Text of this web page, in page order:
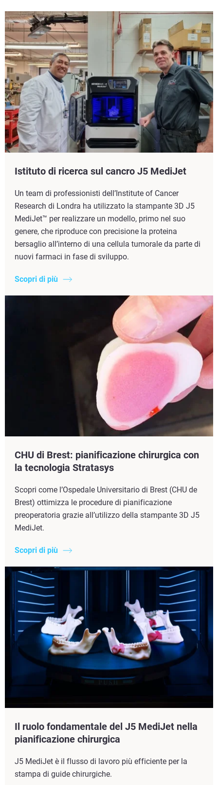
Istituto di ricerca sul cancro J5 MediJet
Un team di professionisti dell’Institute of Cancer
Research di Londra ha utilizzato la stampante 3D J5
MediJet™ per realizzare un modello, primo nel suo
genere, che riproduce con precisione la proteina
bersaglio all’interno di una cellula tumorale da parte di
nuovi farmaci in fase di sviluppo.
Scopri di più
CHU di Brest: pianificazione chirurgica con
la tecnologia Stratasys
Scopri come l’Ospedale Universitario di Brest (CHU de
Brest) ottimizza le procedure di pianificazione
preoperatoria grazie all’utilizzo della stampante 3D J5
MediJet.
Scopri di più
Il ruolo fondamentale del J5 MediJet nella
pianificazione chirurgica
J5 MediJet è il flusso di lavoro più efficiente per la
stampa di guide chirurgiche.